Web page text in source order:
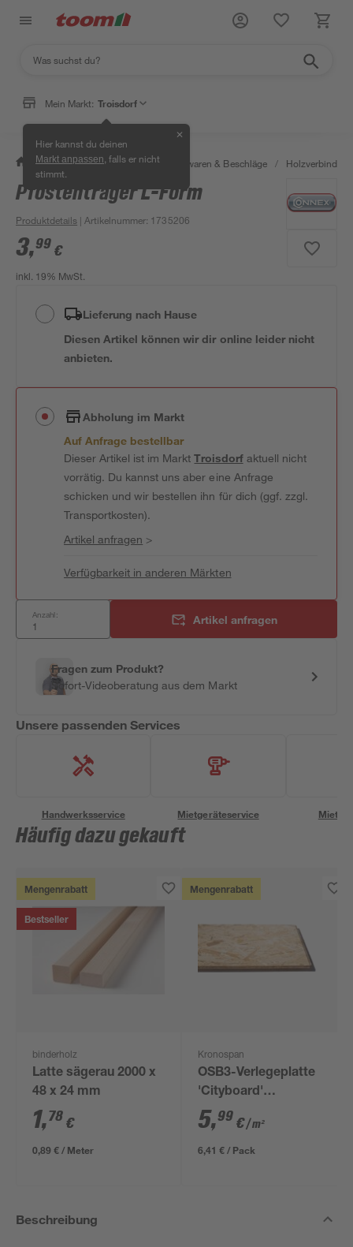
Mein Markt: Troisdorf
Hier kannst du deinen
Markt anpassen , falls er nicht
stimmt.
✕
/ Werkstatt & Maschinen / Eisenwaren & Beschläge / Holzverbinder
Pfostenträger L-Form
Produktdetails | Artikelnummer: 1735206
3,99 €
inkl. 19% MwSt.
Lieferung nach Hause
Diesen Artikel können wir dir online leider nicht
anbieten.
Abholung im Markt
Auf Anfrage bestellbar
Dieser Artikel ist im MarktTroisdorfaktuell nicht
vorrätig. Du kannst uns aber eine Anfrage
schicken und wir bestellen ihn für dich (ggf. zzgl.
Transportkosten).
Artikel anfragen >
Verfügbarkeit in anderen Märkten
Anzahl: Artikel anfragen
Fragen zum Produkt?
Sofort-Videoberatung aus dem Markt
Unsere passenden Services
Handwerksservice Mietgeräteservice
Häufig dazu gekauft
Mengenrabatt
Bestseller
binderholz
Latte sägerau 2000 x
48 x 24 mm
1,78 €
0,89 € / Meter
Mengenrabatt
Kronospan
OSB3-Verlegeplatte
'Cityboard'
ungeschliffen 1690 x
634 x 12 mm
5,99 €/ m²
6,41 € / Pack
Beschreibung